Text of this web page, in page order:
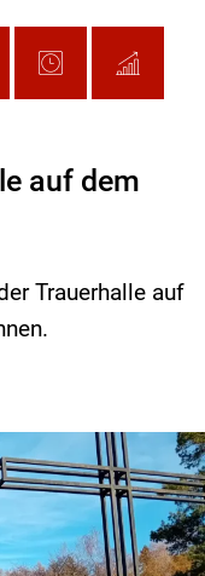
auf dem
Trauerhalle auf